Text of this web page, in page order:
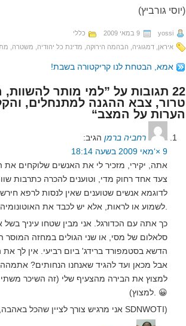
(יוסי גורביץ)
yossi 9 במאי 2009
כללי
איראן דמגוגיה הבהמה הירוקה מדינת כל יהודיה משטרה
אמא, הבטחת לנו קריקטורה בשבת!
22 תגובות על ”למי מותר
טרור, צבא ההגנה למתנחלים,
הערות על המצב“
רחביה ברמן הגיב:
9 ×‘מאי 2009 בשעה 18:14
אתה, יקירי, מזכיר לי את האנשים שלוקחים את
צעד אחד רחוק מדי, וטוענים להכרה כתרבות
לדוגמא אנשים שטוענים שאין לנסות לרפא
כך אתה עם הכדורגל. אני מבין שטחו עיניך בשל
סלאלום של מסי, או שני הגולים במחזה המוסר
הדשא בסטמפורד ברידג' ביום רביעי. אין לך
אבל מכאן ועד להגיד שאנחנו הנחותים?
למצוץ את הבירה מהצעיף שלי (זה השיכר משתי
למצוץ). 😀
(אני מרגיש צורך לציין שהכל באהבה, שכן SDNWOTI)